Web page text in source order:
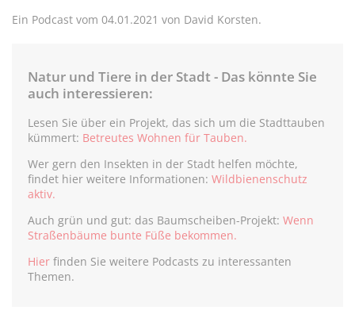
Ein Podcast vom 04.01.2021 von David Korsten.
Natur und Tiere in der Stadt - Das könnte Sie
auch interessieren:
Lesen Sie über ein Projekt, das sich um die Stadttauben
kümmert: Betreutes Wohnen für Tauben.
Wer gern den Insekten in der Stadt helfen möchte,
findet hier weitere Informationen: Wildbienenschutz
aktiv.
Auch grün und gut: das Baumscheiben-Projekt: Wenn
Straßenbäume bunte Füße bekommen.
Hier finden Sie weitere Podcasts zu interessanten
Themen.